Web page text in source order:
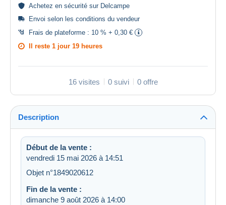
Achetez en sécurité sur Delcampe
Envoi selon les conditions du vendeur
Frais de plateforme : 10 % + 0,30 €
Il reste 1 jour 19 heures
16 visites 0 suivi 0 offre
Description
Début de la vente :
vendredi 15 mai 2026 à 14:51
Objet n°1849020612
Fin de la vente :
dimanche 9 août 2026 à 14:00